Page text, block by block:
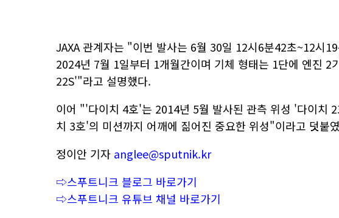
JAXA 관계자는 "이번 발사는 6월 30일 12시6분42초~12시
2024년 7월 1일부터 1개월간이며 기체 형태는 1단에 엔진
22S'"라고 설명했다.
이어 "'다이치 4호'는 2014년 5월 발사된 관측 위성 '다이치
치 3호'의 미션까지 어깨에 짊어진 중요한 위성"이라고 덧붙
정이안 기자 anglee@sputnik.kr
⇨스푸트니크 블로그 바로가기
⇨스푸트니크 유튜브 채널 바로가기